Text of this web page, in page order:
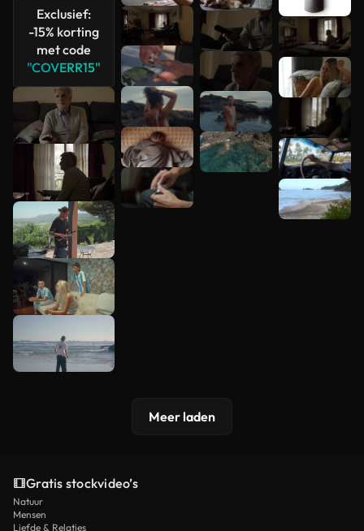
Exclusief:
-15% korting
met code
"COVERR15"
Meer
bekijken
Meer laden
Gratis stockvideo’s
Natuur
Mensen
Liefde & Relaties